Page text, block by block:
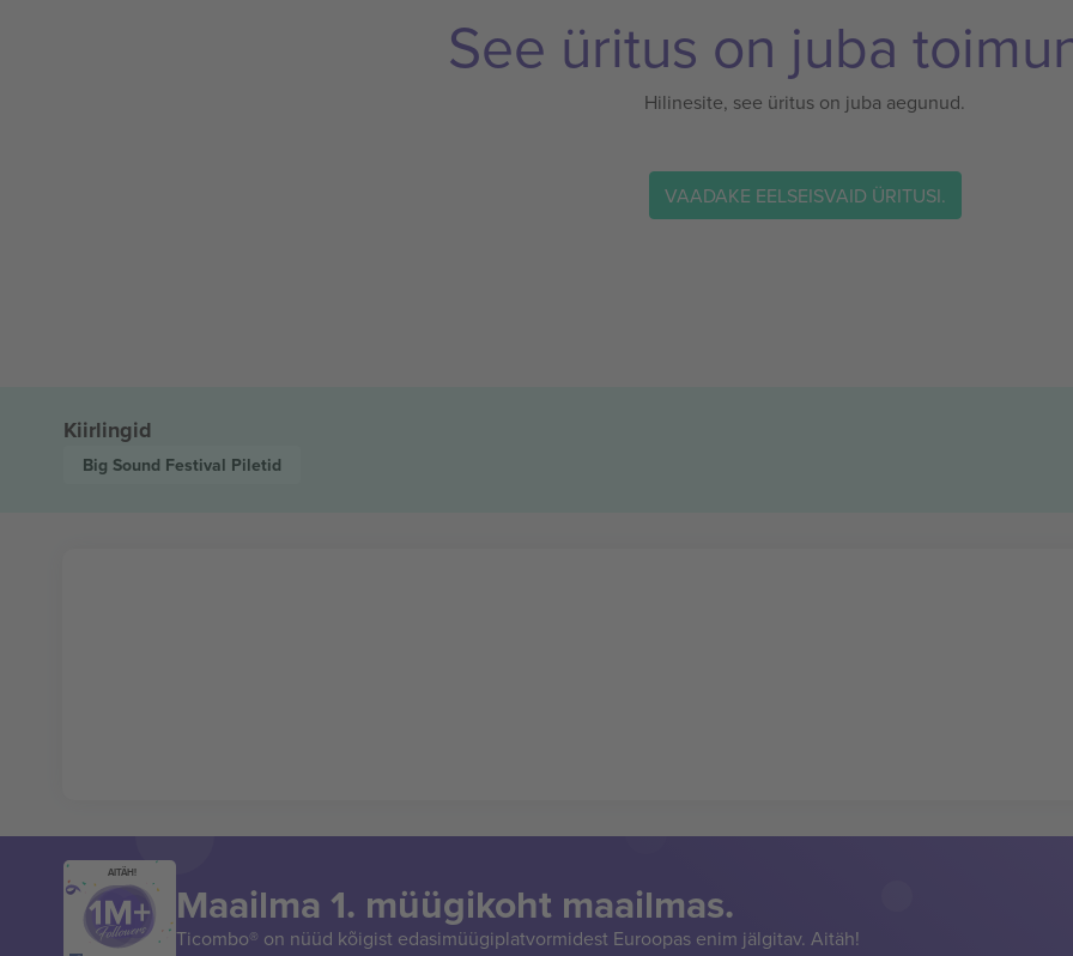
See üritus on juba
Hilinesite, see üritus on juba aegunud.
VAADAKE EELSEISVAID ÜRITUSI.
Kiirlingid
Big Sound Festival Piletid
AITÄH!
Maailma 1. müügikoht maailmas.
Ticombo® on nüüd kõigist edasimüügiplatvormidest Euroopas enim jälgitav. Aitäh!